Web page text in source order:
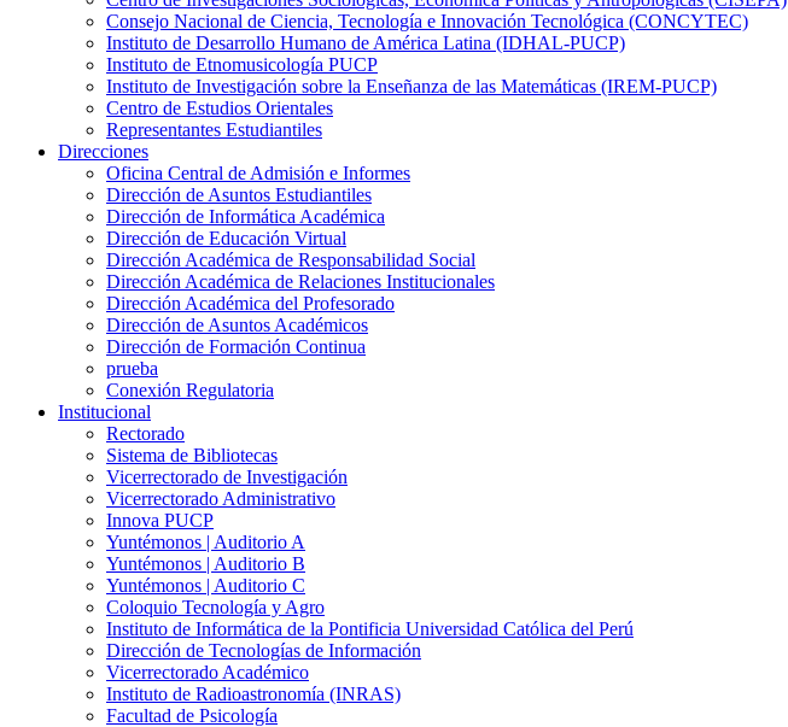
Consejo Nacional de Ciencia, Tecnología e Innovación Tecnológica (CONCYTEC)
Instituto de Desarrollo Humano de América Latina (IDHAL-PUCP)
Instituto de Etnomusicología PUCP
Instituto de Investigación sobre la Enseñanza de las Matemáticas (IREM-PUCP)
Centro de Estudios Orientales
Representantes Estudiantiles
Direcciones
Oficina Central de Admisión e Informes
Dirección de Asuntos Estudiantiles
Dirección de Informática Académica
Dirección de Educación Virtual
Dirección Académica de Responsabilidad Social
Dirección Académica de Relaciones Institucionales
Dirección Académica del Profesorado
Dirección de Asuntos Académicos
Dirección de Formación Continua
prueba
Conexión Regulatoria
Institucional
Rectorado
Sistema de Bibliotecas
Vicerrectorado de Investigación
Vicerrectorado Administrativo
Innova PUCP
Yuntémonos | Auditorio A
Yuntémonos | Auditorio B
Yuntémonos | Auditorio C
Coloquio Tecnología y Agro
Instituto de Informática de la Pontificia Universidad Católica del Perú
Dirección de Tecnologías de Información
Vicerrectorado Académico
Instituto de Radioastronomía (INRAS)
Facultad de Psicología